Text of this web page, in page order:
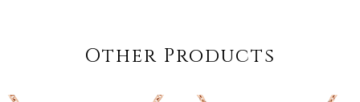
Other Products